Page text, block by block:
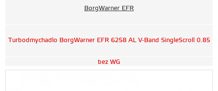
BorgWarner EFR
Turbodmychadlo BorgWarner EFR 6258 AL V-Band SingleScroll 0.85
bez WG